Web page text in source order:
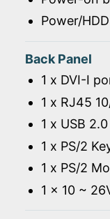
Power/
Back Panel
1 x DVI-I
1 x RJ45
1 x USB
1 x PS/2
1 x PS/2
1 x 10 ~